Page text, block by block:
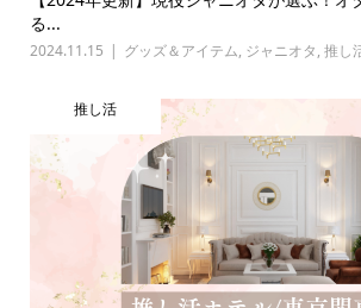
る...
2024.11.15 グッズ＆アイテム, ジャニオタ, 推し
推し活